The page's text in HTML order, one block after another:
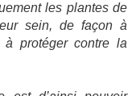
les plantes de
sein, de façon à
protéger contre la